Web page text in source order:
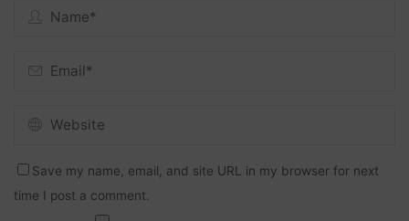
Save my name, email, and site URL in my browser for next
time I post a comment.